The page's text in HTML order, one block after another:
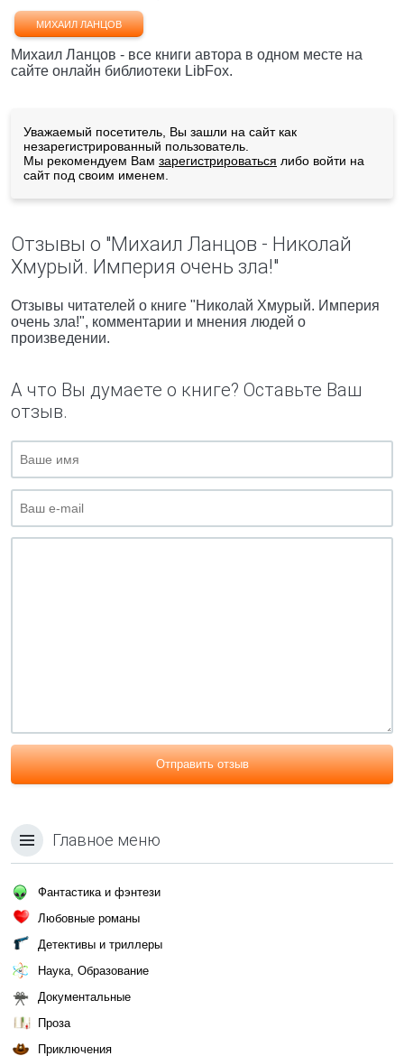
МИХАИЛ ЛАНЦОВ
Михаил Ланцов - все книги автора в одном месте на
сайте онлайн библиотеки LibFox.
Уважаемый посетитель, Вы зашли на сайт как
незарегистрированный пользователь.
Мы рекомендуем Вам зарегистрироваться либо войти на
сайт под своим именем.
Отзывы о "Михаил Ланцов - Николай
Хмурый. Империя очень зла!"
Отзывы читателей о книге "Николай Хмурый. Империя
очень зла!", комментарии и мнения людей о
произведении.
А что Вы думаете о книге? Оставьте Ваш
отзыв.
Отправить отзыв
Главное меню
Фантастика и фэнтези
Любовные романы
Детективы и триллеры
Наука, Образование
Документальные
Проза
Приключения